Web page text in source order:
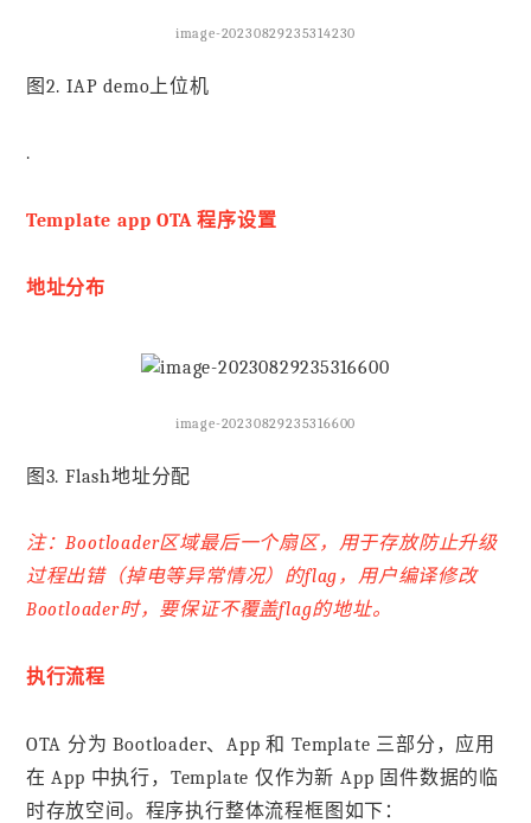
image-20230829235314230
图2. IAP demo上位机
.
Template app OTA 程序设置
地址分布
image-20230829235316600
图3. Flash地址分配
注：Bootloader区域最后一个扇区，用于存放防止升级
过程出错（掉电等异常情况）的flag，用户编译修改
Bootloader时，要保证不覆盖flag的地址。
执行流程
OTA 分为 Bootloader、App 和 Template 三部分，应用
在 App 中执行，Template 仅作为新 App 固件数据的临
时存放空间。程序执行整体流程框图如下：